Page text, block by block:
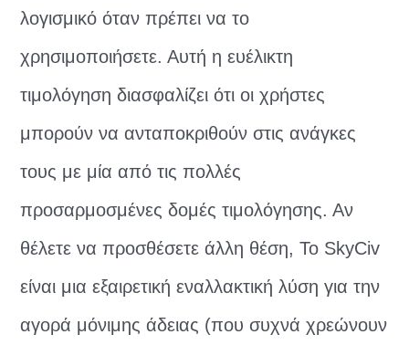
λογισμικό όταν πρέπει να το
χρησιμοποιήσετε. Αυτή η ευέλικτη
τιμολόγηση διασφαλίζει ότι οι χρήστες
μπορούν να ανταποκριθούν στις ανάγκες
τους με μία από τις πολλές
προσαρμοσμένες δομές τιμολόγησης. Αν
θέλετε να προσθέσετε άλλη θέση, Το SkyCiv
είναι μια εξαιρετική εναλλακτική λύση για την
αγορά μόνιμης άδειας (που συχνά χρεώνουν